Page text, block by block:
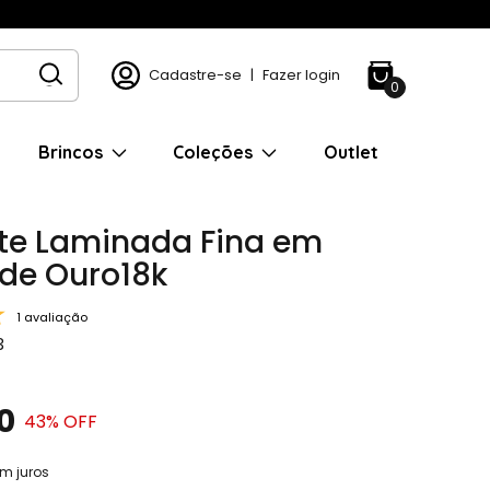
Cadastre-se | Fazer login
0
Brincos Coleções Outlet
Laminada Fina em
Ouro18k
1 avaliação
43% OFF
juros